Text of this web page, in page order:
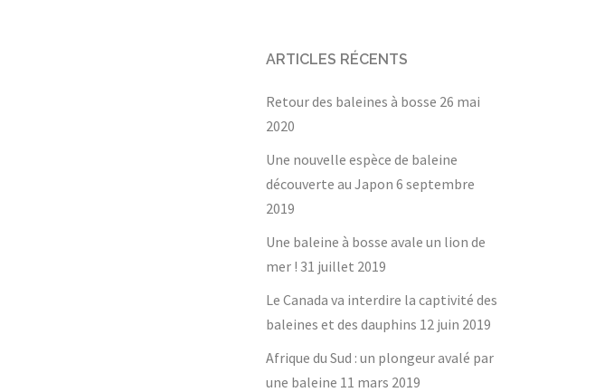
ARTICLES RÉCENTS
Retour des baleines à bosse 26 mai
2020
Une nouvelle espèce de baleine
découverte au Japon 6 septembre
2019
Une baleine à bosse avale un lion de
mer ! 31 juillet 2019
Le Canada va interdire la captivité des
baleines et des dauphins 12 juin 2019
Afrique du Sud : un plongeur avalé par
une baleine 11 mars 2019